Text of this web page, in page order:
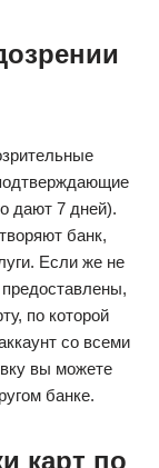
дают 7 дней).
банк,
Если же не
по которой
со всеми
вы можете
банке.
карт по